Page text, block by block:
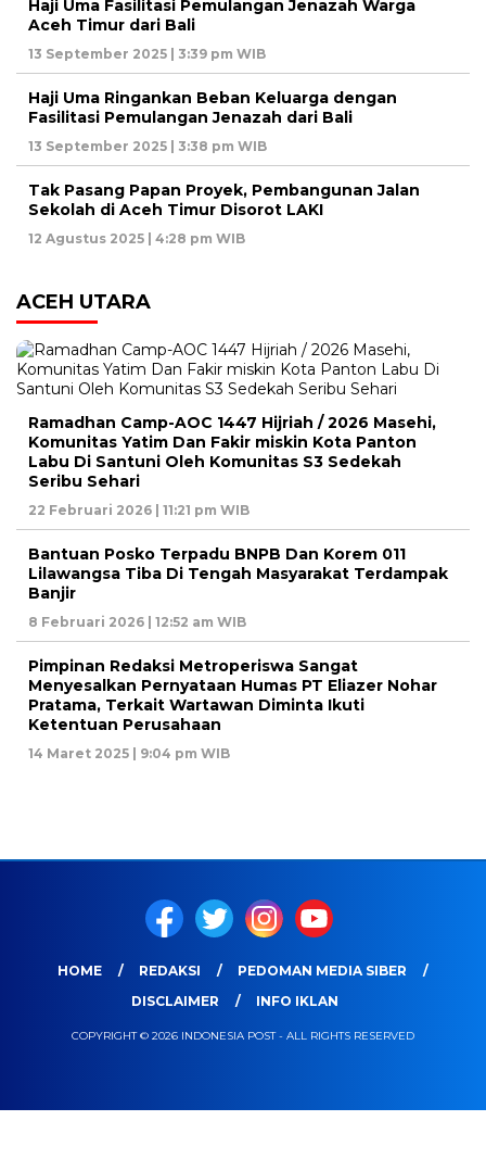
Haji Uma Fasilitasi Pemulangan Jenazah Warga
Aceh Timur dari Bali
13 September 2025 | 3:39 pm WIB
Haji Uma Ringankan Beban Keluarga dengan
Fasilitasi Pemulangan Jenazah dari Bali
13 September 2025 | 3:38 pm WIB
Tak Pasang Papan Proyek, Pembangunan Jalan
Sekolah di Aceh Timur Disorot LAKI
12 Agustus 2025 | 4:28 pm WIB
ACEH UTARA
Ramadhan Camp-AOC 1447 Hijriah / 2026 Masehi,
Komunitas Yatim Dan Fakir miskin Kota Panton
Labu Di Santuni Oleh Komunitas S3 Sedekah
Seribu Sehari
22 Februari 2026 | 11:21 pm WIB
Bantuan Posko Terpadu BNPB Dan Korem 011
Lilawangsa Tiba Di Tengah Masyarakat Terdampak
Banjir
8 Februari 2026 | 12:52 am WIB
Pimpinan Redaksi Metroperiswa Sangat
Menyesalkan Pernyataan Humas PT Eliazer Nohar
Pratama, Terkait Wartawan Diminta Ikuti
Ketentuan Perusahaan
14 Maret 2025 | 9:04 pm WIB
HOME REDAKSI
PEDOMAN MEDIA SIBER
DISCLAIMER
INFO IKLAN
COPYRIGHT © 2026 INDONESIA POST - ALL RIGHTS RESERVED